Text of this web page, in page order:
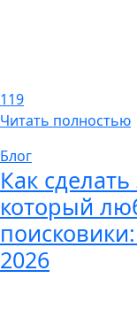
119
Читать полностью
Блог
Как
который
2026